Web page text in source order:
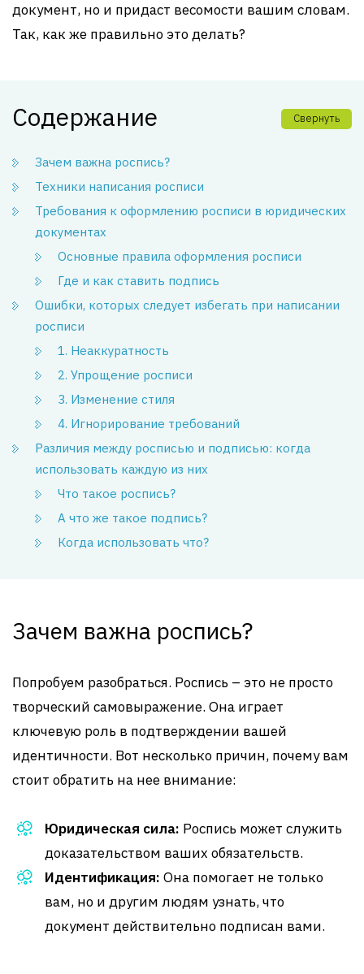
документ, но и придаст весомости вашим словам.
Так, как же правильно это делать?
Содержание Свернуть
Зачем важна роспись?
Техники написания росписи
Требования к оформлению росписи в юридических
документах
Основные правила оформления росписи
Где и как ставить подпись
Ошибки, которых следует избегать при написании
росписи
1. Неаккуратность
2. Упрощение росписи
3. Изменение стиля
4. Игнорирование требований
Различия между росписью и подписью: когда
использовать каждую из них
Что такое роспись?
А что же такое подпись?
Когда использовать что?
Зачем важна роспись?
Попробуем разобраться. Роспись – это не просто
творческий самовыражение. Она играет
ключевую роль в подтверждении вашей
идентичности. Вот несколько причин, почему вам
стоит обратить на нее внимание:
Юридическая сила: Роспись может служить
доказательством ваших обязательств.
Идентификация: Она помогает не только
вам, но и другим людям узнать, что
документ действительно подписан вами.